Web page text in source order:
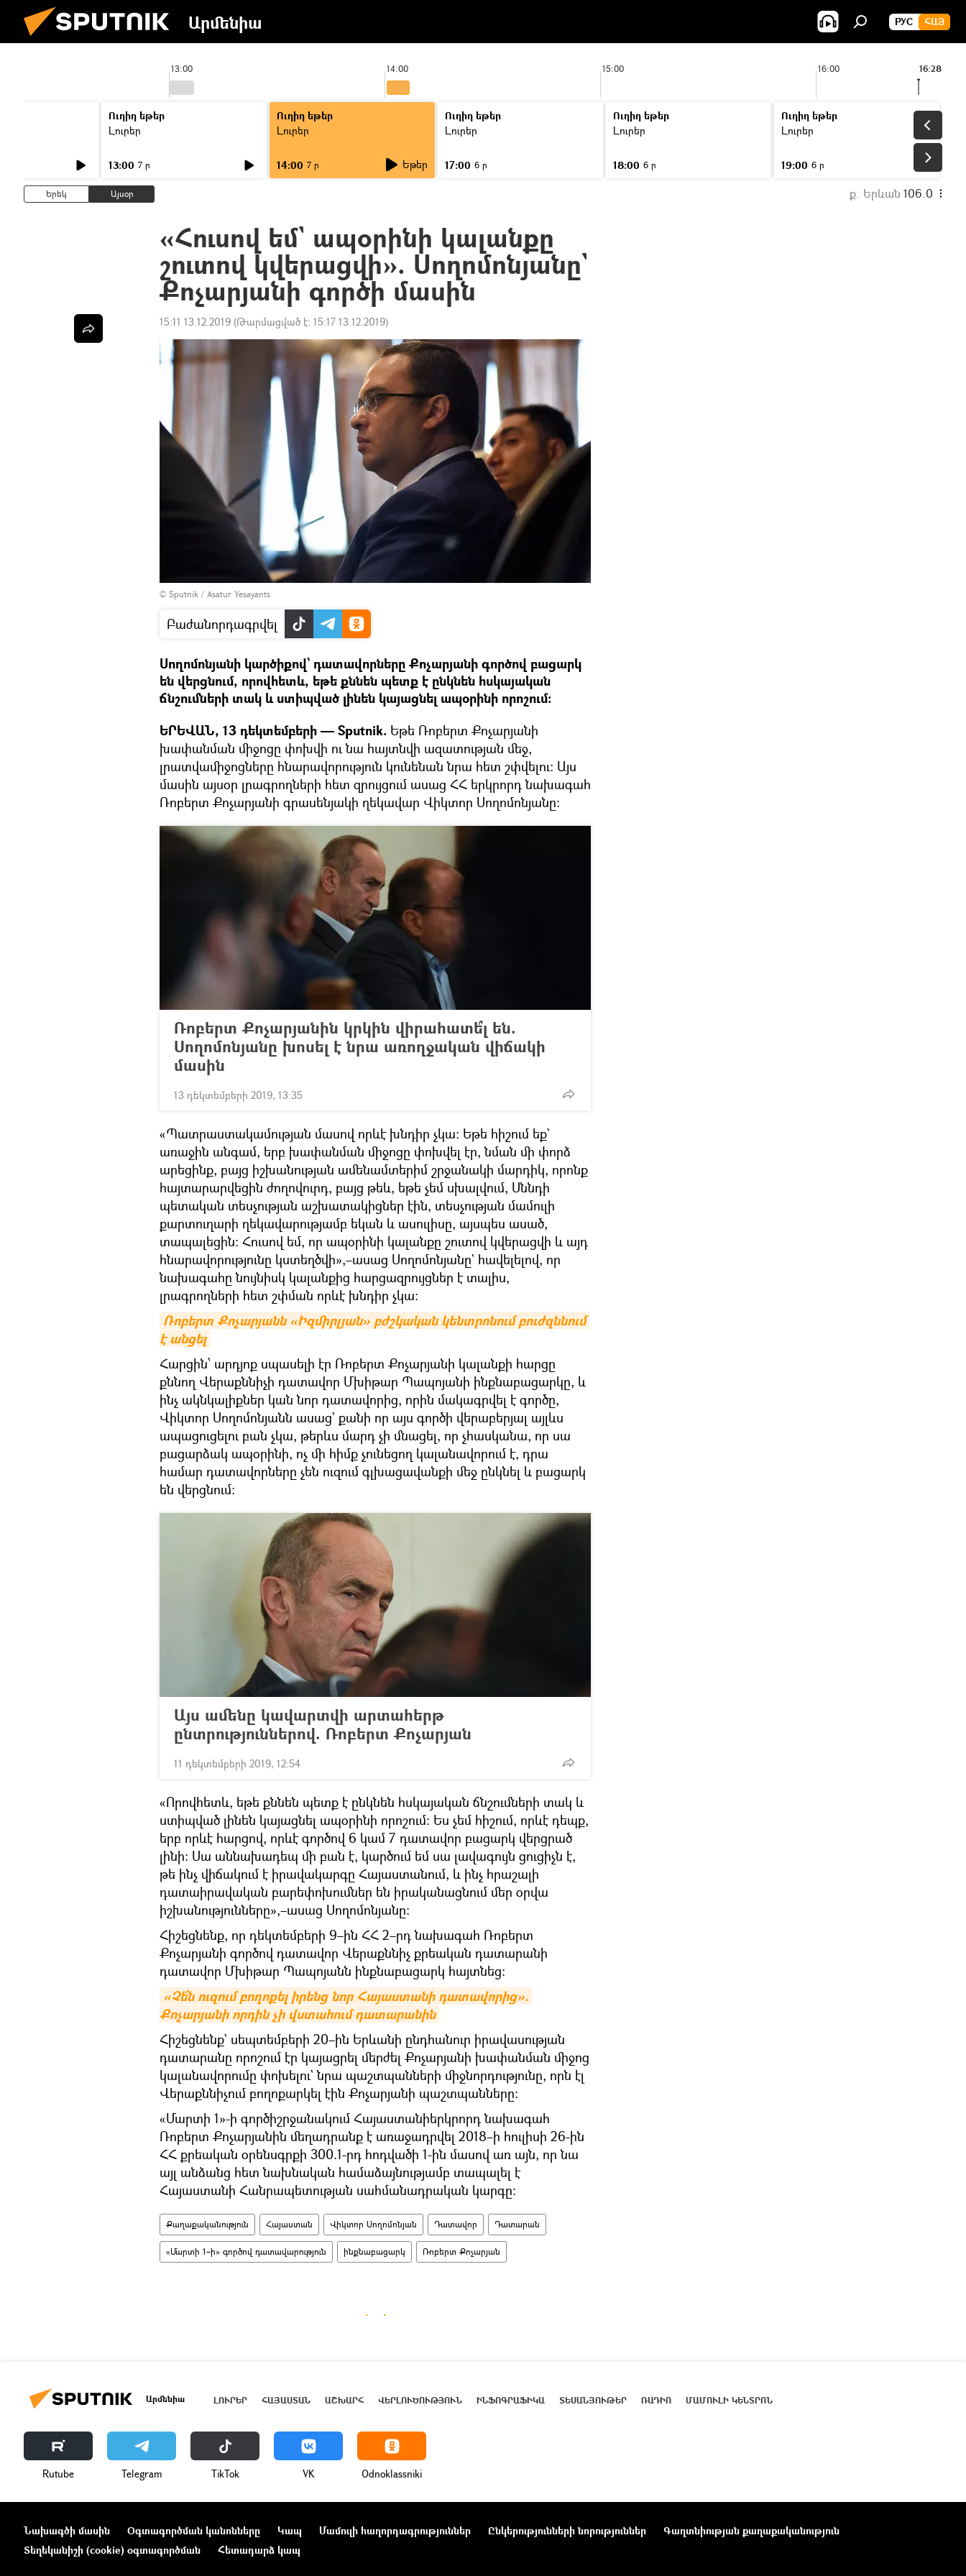
Արմենիա РУС ՀԱՅ
13:00 14:00 15:00 16:00 16:28
Ուղիղ եթեր
Լուրեր
13:00 7 ր
Ուղիղ եթեր
Լուրեր
14:00 7 ր Եթեր
Ուղիղ եթեր
Լուրեր
17:00 6 ր
Ուղիղ եթեր
Լուրեր
18:00 6 ր
Ուղիղ եթեր
Լուրեր
19:00 6 ր
Երեկ Այսօր ք. Երևան 106.0
«Հուսով եմ` ապօրինի կալանքը
շուտով կվերացվի». Սողոմոնյանը`
Քոչարյանի գործի մասին
15:11 13.12.2019 (Թարմացված է: 15:17 13.12.2019)
© Sputnik / Asatur Yesayants
Բաժանորդագրվել
Սողոմոնյանի կարծիքով` դատավորները Քոչարյանի գործով բացարկ
են վերցնում, որովհետև, եթե քննեն պետք է ընկնեն հսկայական
ճնշումների տակ և ստիպված լինեն կայացնել ապօրինի որոշում։
ԵՐԵՎԱՆ, 13 դեկտեմբերի — Sputnik. Եթե Ռոբերտ Քոչարյանի
խափանման միջոցը փոխվի ու նա հայտնվի ազատության մեջ,
լրատվամիջոցները հնարավորություն կունենան նրա հետ շփվելու։ Այս
մասին այսօր լրագրողների հետ զրույցում ասաց ՀՀ երկրորդ նախագահ
Ռոբերտ Քոչարյանի գրասենյակի ղեկավար Վիկտոր Սողոմոնյանը։
Ռոբերտ Քոչարյանին կրկին վիրահատե՞լ են.
Սողոմոնյանը խոսել է նրա առողջական վիճակի
մասին
13 դեկտեմբերի 2019, 13:35
«Պատրաստակամության մասով որևէ խնդիր չկա։ Եթե հիշում եք`
առաջին անգամ, երբ խափանման միջոցը փոխվել էր, նման մի փորձ
արեցինք, բայց իշխանության ամենամտերիմ շրջանակի մարդիկ, որոնք
հայտարարվեցին ժողովուրդ, բայց թեև, եթե չեմ սխալվում, Սննդի
պետական տեսչության աշխատակիցներ էին, տեսչության մամուլի
քարտուղարի ղեկավարությամբ եկան և ասուլիսը, այսպես ասած,
տապալեցին։ Հուսով եմ, որ ապօրինի կալանքը շուտով կվերացվի և այդ
հնարավորությունը կստեղծվի»,–ասաց Սողոմոնյանը` հավելելով, որ
նախագահը նույնիսկ կալանքից հարցազրույցներ է տալիս,
լրագրողների հետ շփման որևէ խնդիր չկա։
Ռոբերտ Քոչարյանն «Իզմիրլյան» բժշկական կենտրոնում բուժզննում
է անցել
Հարցին՝ արդյոք սպասելի էր Ռոբերտ Քոչարյանի կալանքի հարցը
քննող Վերաքննիչի դատավոր Մխիթար Պապոյանի ինքնաբացարկը, և
ինչ ակնկալիքներ կան նոր դատավորից, որին մակագրվել է գործը,
Վիկտոր Սողոմոնյանն ասաց` քանի որ այս գործի վերաբերյալ այլևս
ապացուցելու բան չկա, թերևս մարդ չի մնացել, որ չհասկանա, որ սա
բացարձակ ապօրինի, ոչ մի հիմք չունեցող կալանավորում է, դրա
համար դատավորները չեն ուզում գլխացավանքի մեջ ընկնել և բացարկ
են վերցնում։
Այս ամենը կավարտվի արտահերթ
ընտրություններով. Ռոբերտ Քոչարյան
11 դեկտեմբերի 2019, 12:54
«Որովհետև, եթե քննեն պետք է ընկնեն հսկայական ճնշումների տակ և
ստիպված լինեն կայացնել ապօրինի որոշում։ Ես չեմ հիշում, որևէ դեպք,
երբ որևէ հարցով, որևէ գործով 6 կամ 7 դատավոր բացարկ վերցրած
լինի։ Սա աննախադեպ մի բան է, կարծում եմ սա լավագույն ցուցիչն է,
թե ինչ վիճակում է իրավակարգը Հայաստանում, և ինչ հրաշալի
դատաիրավական բարեփոխումներ են իրականացնում մեր օրվա
իշխանությունները»,–ասաց Սողոմոնյանը։
Հիշեցնենք, որ դեկտեմբերի 9–ին ՀՀ 2–րդ նախագահ Ռոբերտ
Քոչարյանի գործով դատավոր Վերաքննիչ քրեական դատարանի
դատավոր Մխիթար Պապոյանն ինքնաբացարկ հայտնեց։
«Չե՞ն ուզում բողոքել իրենց նոր Հայաստանի դատավորից».
Քոչարյանի որդին չի վստահում դատարանին
Հիշեցնենք` սեպտեմբերի 20–ին Երևանի ընդհանուր իրավասության
դատարանը որոշում էր կայացրել մերժել Քոչարյանի խափանման միջոց
կալանավորումը փոխելու` նրա պաշտպանների միջնորդությունը, որն էլ
Վերաքննիչում բողոքարկել էին Քոչարյանի պաշտպանները։
«Մարտի 1»-ի գործիշրջանակում Հայաստանիերկրորդ նախագահ
Ռոբերտ Քոչարյանին մեղադրանք է առաջադրվել 2018–ի հուլիսի 26-ին
ՀՀ քրեական օրենսգրքի 300.1-րդ հոդվածի 1-ին մասով առ այն, որ նա
այլ անձանց հետ նախնական համաձայնությամբ տապալել է
Հայաստանի Հանրապետության սահմանադրական կարգը:
Քաղաքականություն Հայաստան Վիկտոր Սողոմոնյան Դատավոր Դատարան
«Մարտի 1–ի» գործով դատավարություն ինքնաբացարկ Ռոբերտ Քոչարյան
Արմենիա ԼՈՒՐԵՐ ՀԱՅԱՍՏԱՆ ԱՇԽԱՐՀ ՎԵՐԼՈՒԾՈՒԹՅՈՒՆ ԻՆՖՈԳՐԱՖԻԿԱ ՏԵՍԱՆՅՈՒԹԵՐ ՌԱԴԻՈ ՄԱՄՈՒԼԻ ԿԵՆՏՐՈՆ
Rutube Telegram ТikТоk VK Odnoklassniki
Նախագծի մասին Օգտագործման կանոնները Կապ Մամուլի հաղորդագրություններ Ընկերությունների նորություններ
Գաղտնիության քաղաքականություն
Տեղեկանիշի (cookie) օգտագործման
Հետադարձ կապ